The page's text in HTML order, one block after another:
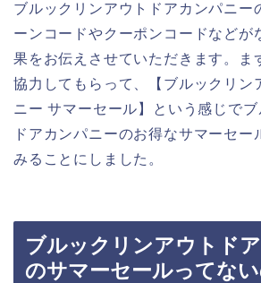
ブルックリンアウトドアカンパニー
ーンコードやクーポンコードなどが
果をお伝えさせていただきます。ま
協力してもらって、【ブルックリン
ニー サマーセール】という感じでブ
ドアカンパニーのお得なサマーセー
みることにしました。
ブルックリンアウトド
のサマーセールってな